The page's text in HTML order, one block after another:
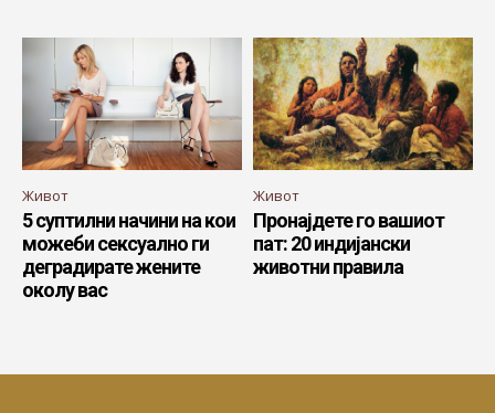
Живот
5 суптилни начини на кои
можеби сексуално ги
деградирате жените
околу вас
Живот
Пронајдете го вашиот
пат: 20 индијански
животни правила